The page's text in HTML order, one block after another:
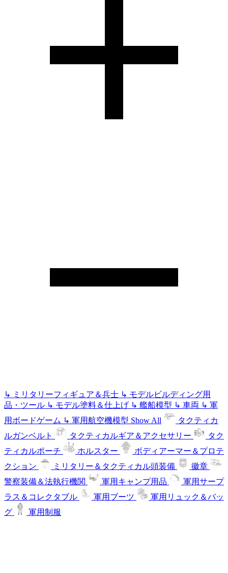
↳ ミリタリーフィギュア＆兵士 ↳ モデルビルディング用
品・ツール ↳ モデル塗料＆仕上げ ↳ 艦船模型 ↳ 車両 ↳ 軍
用ボードゲーム ↳ 軍用航空機模型 Show All
タクティカ
ルガンベルト
タクティカルギア＆アクセサリー
タク
ティカルポーチ
ホルスター
ボディアーマー＆プロテ
クション
ミリタリー＆タクティカル頭装備
徽章
警察装備＆法執行機関
軍用キャンプ用品
軍用サープ
ラス＆コレクタブル
軍用ブーツ
軍用リュック＆バッ
グ
軍用制服